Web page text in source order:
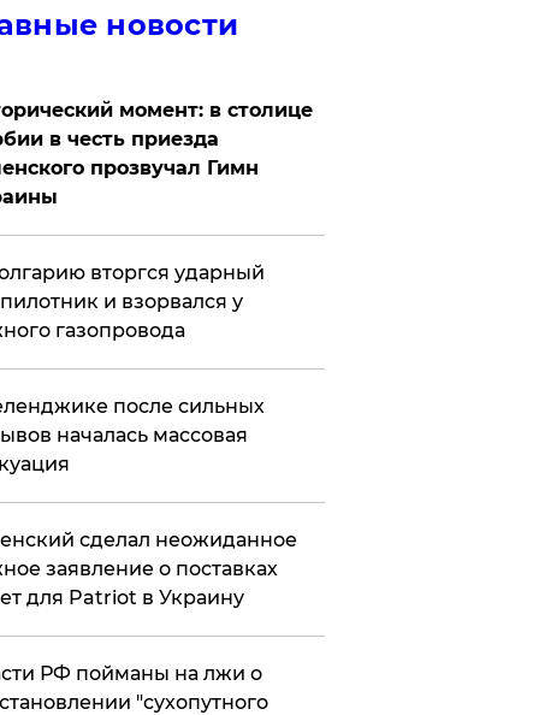
новости
момент: в столице
в честь приезда
прозвучал Гимн
вторгся ударный
и взорвался у
газопровода
после сильных
началась массовая
сделал неожиданное
заявление о поставках
для Patriot в Украину
РФ пойманы на лжи о
"сухопутного